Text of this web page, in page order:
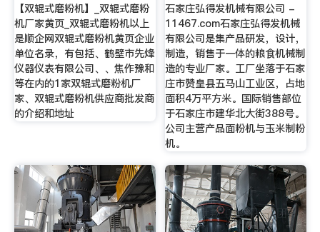
【双辊式磨粉机】_双辊式磨粉
机厂家黄页_双辊式磨粉机以上
是顺企网双辊式磨粉机黄页企业
单位名录，有包括、鹤壁市先烽
仪器仪表有限公司、、焦作豫和
等在内的1家双辊式磨粉机厂
家、双辊式磨粉机供应商批发商
的介绍和地址
石家庄弘得发机械有限公司 -
11467.com石家庄弘得发机械
有限公司是集产品研发，设计，
制造，销售于一体的粮食机械制
造的专业厂家。工厂坐落于石家
庄市赞皇县五马山工业区，占地
面积4万平方米。国际销售部位
于石家庄市建华北大街388号。
公司主营产品面粉机与玉米制粉
机。